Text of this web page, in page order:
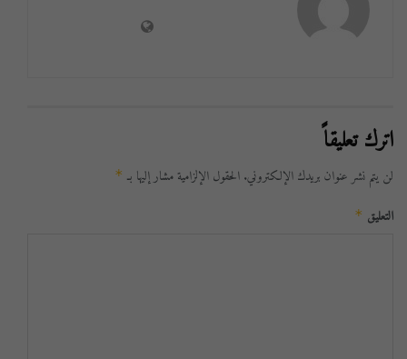
اترك تعليقاً
لن يتم نشر عنوان بريدك الإلكتروني. الحقول الإلزامية مشار إليها بـ *
التعليق *